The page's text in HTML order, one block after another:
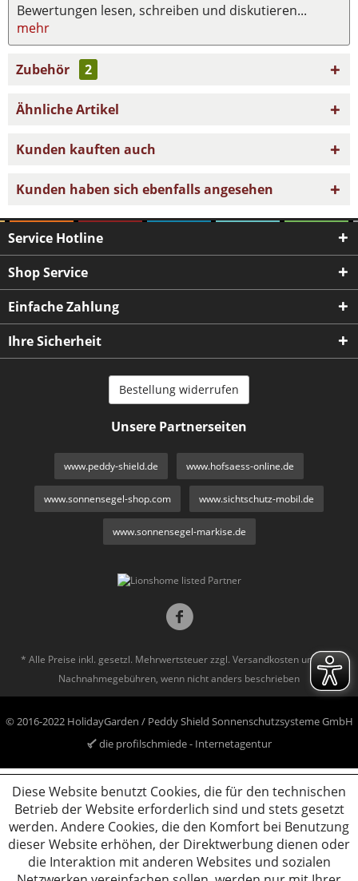
Bewertungen lesen, schreiben und diskutieren...
mehr
Zubehör 2
Ähnliche Artikel
Kunden kauften auch
Kunden haben sich ebenfalls angesehen
Service Hotline
Shop Service
Einfache Zahlung
Ihre Sicherheit
Bestellung widerrufen
Unsere Partnerseiten
www.peddy-shield.de www.hofsaess-online.de
www.sonnensegel-shop.com www.sichtschutz-mobil.de
www.sonnensegel-markise.de
* Alle Preise inkl. gesetzl. Mehrwertsteuer zzgl. Versandkosten und ggf.
Nachnahmegebühren, wenn nicht anders beschrieben
© 2016-2022 HolidayGarden / Peddy Shield Sonnenschutzsysteme GmbH
die profilschmiede - Internetagentur
Diese Website benutzt Cookies, die für den technischen
Betrieb der Website erforderlich sind und stets gesetzt
werden. Andere Cookies, die den Komfort bei Benutzung
dieser Website erhöhen, der Direktwerbung dienen oder
die Interaktion mit anderen Websites und sozialen